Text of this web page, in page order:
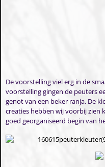
De voorstelling viel erg in de
voorstelling gingen de peuters
genot van een beker ranja. De
creaties hebben wij voorbij zien
goed georganiseerd begin van